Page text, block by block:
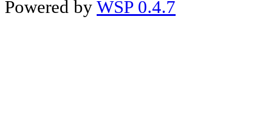
Powered by WSP 0.4.7